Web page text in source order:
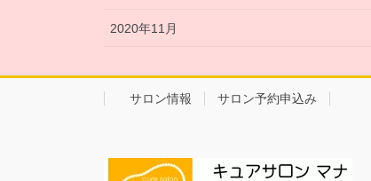
2020年11月
サロン情報 サロン予約申込み